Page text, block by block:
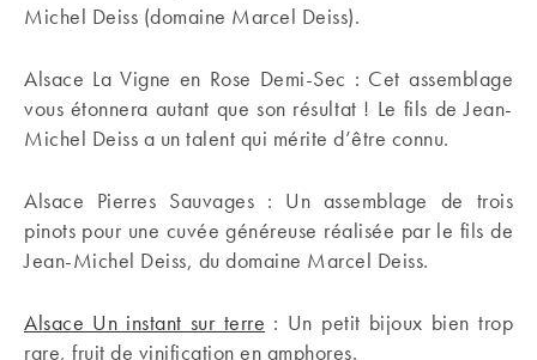
Michel Deiss (domaine Marcel Deiss).
Alsace La Vigne en Rose Demi-Sec : Cet assemblage
vous étonnera autant que son résultat ! Le fils de Jean-
Michel Deiss a un talent qui mérite d’être connu.
Alsace Pierres Sauvages : Un assemblage de trois
pinots pour une cuvée généreuse réalisée par le fils de
Jean-Michel Deiss, du domaine Marcel Deiss.
Alsace Un instant sur terre : Un petit bijoux bien trop
rare, fruit de vinification en amphores.